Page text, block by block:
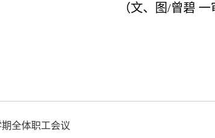
（文、图/曾碧 一
全体职工会议